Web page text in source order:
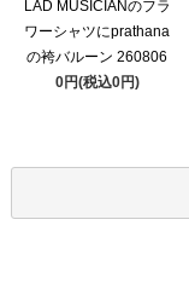
LAD MUSICIANのフラ
ワーシャツにprathana
の袴バルーン 260806
0円(税込0円)